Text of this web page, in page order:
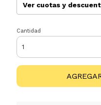
Ver cuotas y
Cantidad